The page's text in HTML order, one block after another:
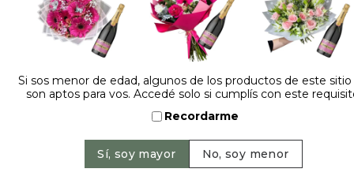
ESPECIALES
•Cumpleaños
•15 años
• Bodas
•Aniversarios
•Graduaciones
Si sos menor de edad, algunos de los productos de este
son aptos para vos. Accedé solo si cumplís con este
Recordarme